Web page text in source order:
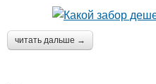
читать дальше →